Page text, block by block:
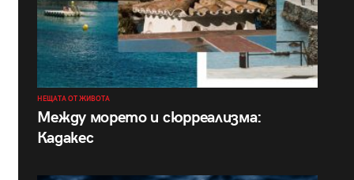
НЕЩАТА ОТ ЖИВОТА
Между морето и сюрреализма:
Кадакес